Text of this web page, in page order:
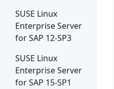
SUSE Linux
Enterprise Server
for SAP 12-SP3
SUSE Linux
Enterprise Server
for SAP 15-SP1